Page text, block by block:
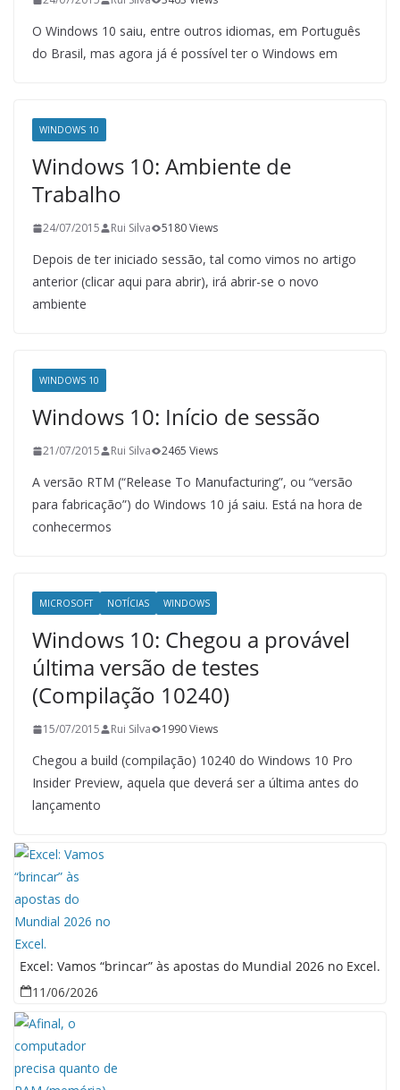
O Windows 10 saiu, entre outros idiomas, em Português
do Brasil, mas agora já é possível ter o Windows em
WINDOWS 10
Windows 10: Ambiente de
Trabalho
24/07/2015 Rui Silva 5180 Views
Depois de ter iniciado sessão, tal como vimos no artigo
anterior (clicar aqui para abrir), irá abrir-se o novo
ambiente
WINDOWS 10
Windows 10: Início de sessão
21/07/2015 Rui Silva 2465 Views
A versão RTM (“Release To Manufacturing”, ou “versão
para fabricação”) do Windows 10 já saiu. Está na hora de
conhecermos
MICROSOFT NOTÍCIAS WINDOWS
Windows 10: Chegou a provável
última versão de testes
(Compilação 10240)
15/07/2015 Rui Silva 1990 Views
Chegou a build (compilação) 10240 do Windows 10 Pro
Insider Preview, aquela que deverá ser a última antes do
lançamento
Excel: Vamos “brincar” às apostas do Mundial 2026 no Excel.
11/06/2026